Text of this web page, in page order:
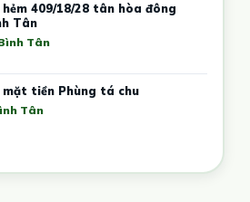
409/18/28 tân hòa đông
Tân
Tân
mặt tiền Phùng tá chu
Tân